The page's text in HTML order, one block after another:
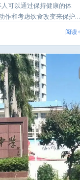
可以通过保持健康的体
作和考虑饮食改变来保护
阅读